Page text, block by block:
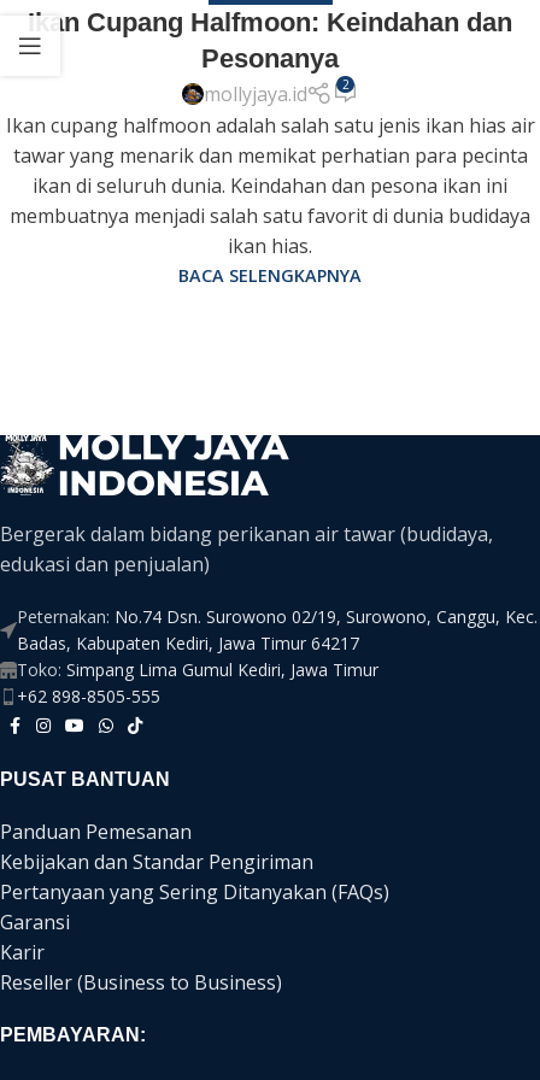
Ikan Cupang Halfmoon: Keindahan dan
Pesonanya
mollyjaya.id 2
Ikan cupang halfmoon adalah salah satu jenis ikan hias air
tawar yang menarik dan memikat perhatian para pecinta
ikan di seluruh dunia. Keindahan dan pesona ikan ini
membuatnya menjadi salah satu favorit di dunia budidaya
ikan hias.
BACA SELENGKAPNYA
Bergerak dalam bidang perikanan air tawar (budidaya,
edukasi dan penjualan)
Peternakan: No.74 Dsn. Surowono 02/19, Surowono, Canggu, Kec.
Badas, Kabupaten Kediri, Jawa Timur 64217
Toko: Simpang Lima Gumul Kediri, Jawa Timur
+62 898-8505-555
PUSAT BANTUAN
Panduan Pemesanan
Kebijakan dan Standar Pengiriman
Pertanyaan yang Sering Ditanyakan (FAQs)
Garansi
Karir
Reseller (Business to Business)
PEMBAYARAN: